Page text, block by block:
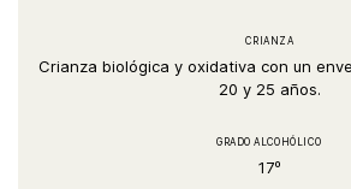
CRIANZA
Crianza biológica y oxidativa con un
20 y 25 años.
GRADO ALCOHÓLICO
17º